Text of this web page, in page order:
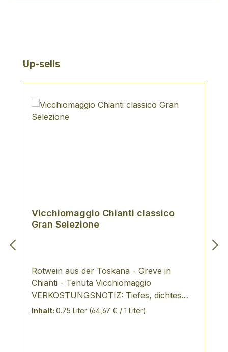
Produktgalerie überspringen
Up-sells
Vicchiomaggio Chianti classico
Gran Selezione
Rotwein aus der Toskana - Greve in
Chianti - Tenuta Vicchiomaggio
VERKOSTUNGSNOTIZ: Tiefes, dichtes
Rot. In der Nase volle Frucht und dunkle
Inhalt: 0.75 Liter (64,67 € / 1 Liter)